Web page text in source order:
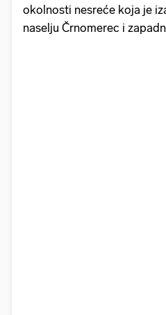
okolnosti nesreće koja je
naselju Črnomerec i